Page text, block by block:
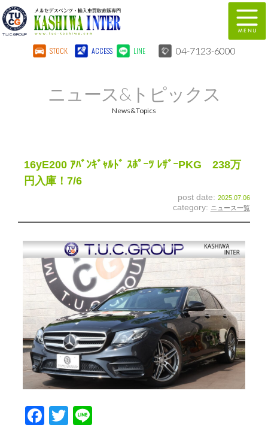
STOCK ACCESS LINE 04-7123-6000
全国納車
注文販売
スタッフ紹介
会社概要 個人情報保護方針
スタッフブログ 納車情報
ホーム T.U.C.GROUP
ニュース&トピックス
News&Topics
16yE200 ｱﾊﾞﾝｷﾞｬﾙﾄﾞ ｽﾎﾟｰﾂ ﾚｻﾞｰPKG 238万
円入庫！7/6
post date: 2025.07.06
category: ニュース一覧
Facebook
Twitter